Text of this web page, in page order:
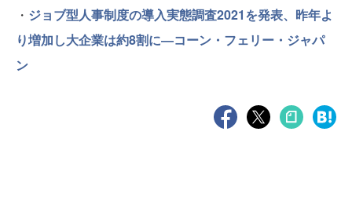
・ ジョブ型人事制度の導入実態調査2021を発表、昨年よ
り増加し大企業は約8割に―コーン・フェリー・ジャパ
ン